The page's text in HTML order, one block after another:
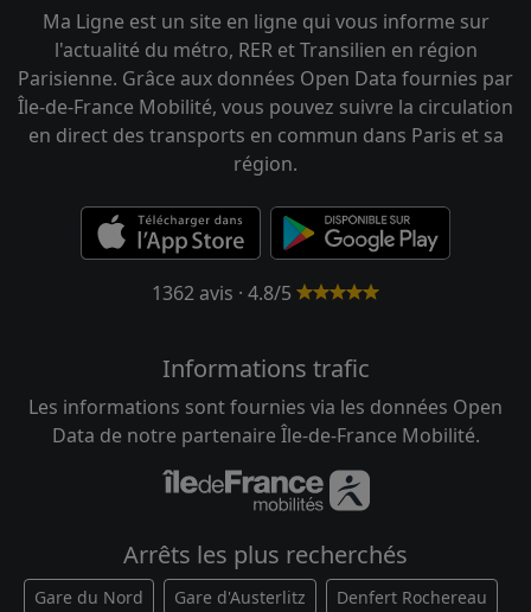
Ma Ligne est un site en ligne qui vous informe sur
l'actualité du métro, RER et Transilien en région
Parisienne. Grâce aux données Open Data fournies par
Île-de-France Mobilité, vous pouvez suivre la circulation
en direct des transports en commun dans Paris et sa
région.
1362 avis · 4.8/5
Informations trafic
Les informations sont fournies via les données Open
Data de notre partenaire Île-de-France Mobilité.
Arrêts les plus recherchés
Gare du Nord Gare d'Austerlitz Denfert Rochereau